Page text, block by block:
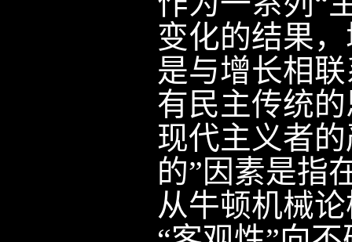
变化的结果
是与增长相
有民主传统
现代主义者
的”因素是指
从牛顿机械